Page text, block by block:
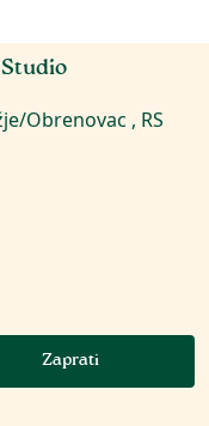
Obrenovac , RS
Zaprati